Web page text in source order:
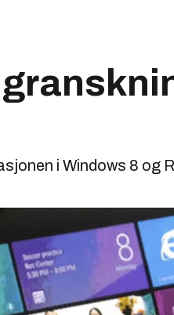
i Windows 8 og